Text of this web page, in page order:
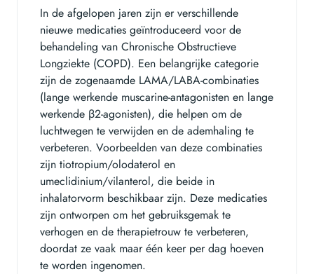
In de afgelopen jaren zijn er verschillende
nieuwe medicaties geïntroduceerd voor de
behandeling van Chronische Obstructieve
Longziekte (COPD). Een belangrijke categorie
zijn de zogenaamde LAMA/LABA-combinaties
(lange werkende muscarine-antagonisten en lange
werkende β2-agonisten), die helpen om de
luchtwegen te verwijden en de ademhaling te
verbeteren. Voorbeelden van deze combinaties
zijn tiotropium/olodaterol en
umeclidinium/vilanterol, die beide in
inhalatorvorm beschikbaar zijn. Deze medicaties
zijn ontworpen om het gebruiksgemak te
verhogen en de therapietrouw te verbeteren,
doordat ze vaak maar één keer per dag hoeven
te worden ingenomen.